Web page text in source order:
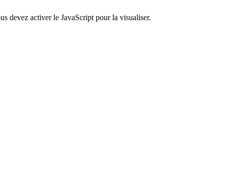
devez activer le JavaScript pour la visualiser.